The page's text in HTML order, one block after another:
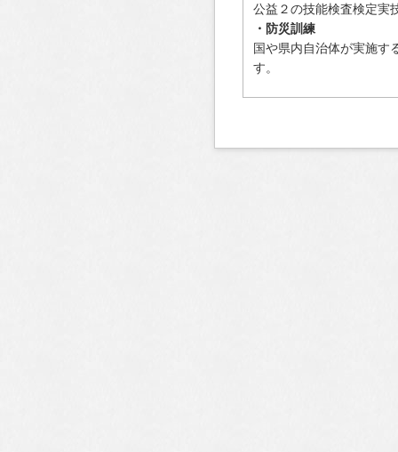
公益２の技能検査検定実
・防災訓練
国や県内自治体が実施す
す。